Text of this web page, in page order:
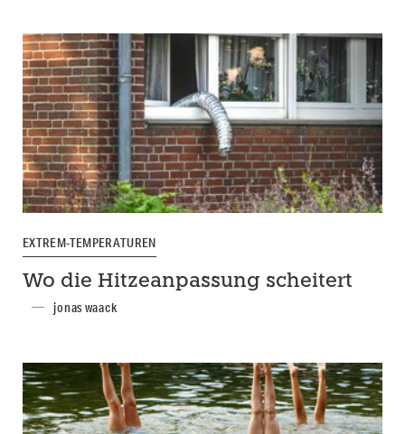
EXTREM-TEMPERATUREN
Wo die Hitzeanpassung scheitert
jonas waack